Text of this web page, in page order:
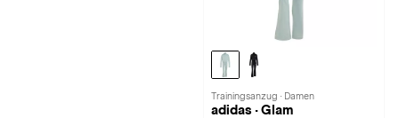
Trainingsanzug · Damen
adidas · Glam